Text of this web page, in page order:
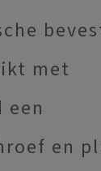
met
een
en